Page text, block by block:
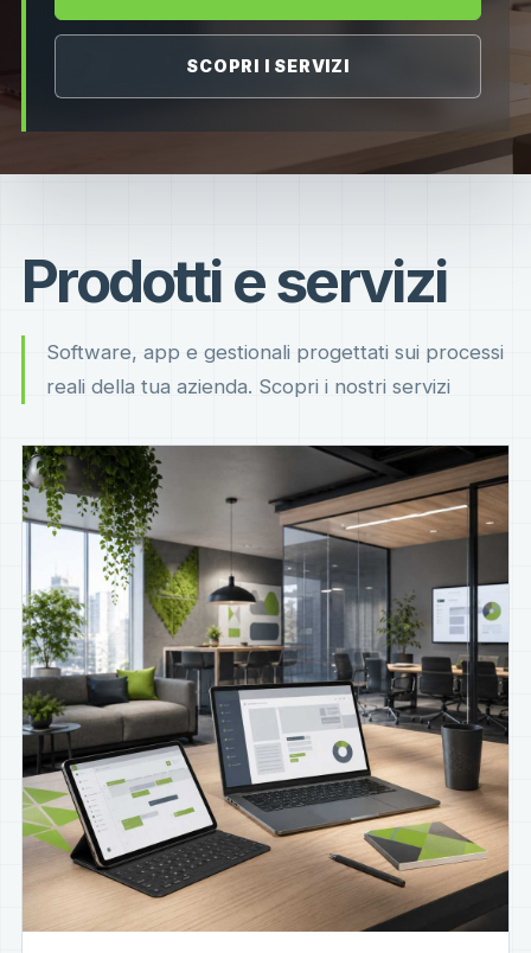
SCOPRI I SERVIZI
Prodotti e servizi
Software, app e gestionali progettati sui processi
reali della tua azienda. Scopri i nostri servizi